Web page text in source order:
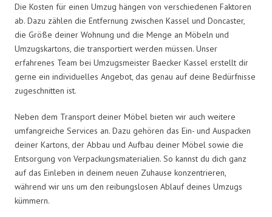
Die Kosten für einen Umzug hängen von verschiedenen Faktoren
ab. Dazu zählen die Entfernung zwischen Kassel und Doncaster,
die Größe deiner Wohnung und die Menge an Möbeln und
Umzugskartons, die transportiert werden müssen. Unser
erfahrenes Team bei Umzugsmeister Baecker Kassel erstellt dir
gerne ein individuelles Angebot, das genau auf deine Bedürfnisse
zugeschnitten ist.
Neben dem Transport deiner Möbel bieten wir auch weitere
umfangreiche Services an. Dazu gehören das Ein- und Auspacken
deiner Kartons, der Abbau und Aufbau deiner Möbel sowie die
Entsorgung von Verpackungsmaterialien. So kannst du dich ganz
auf das Einleben in deinem neuen Zuhause konzentrieren,
während wir uns um den reibungslosen Ablauf deines Umzugs
kümmern.